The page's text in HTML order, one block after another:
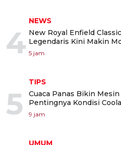
4
NEWS
New Royal Enfield
Legendaris Kini Makin
5 jam
5
TIPS
Cuaca Panas Bikin
Pentingnya Kondisi
9 jam
UMUM